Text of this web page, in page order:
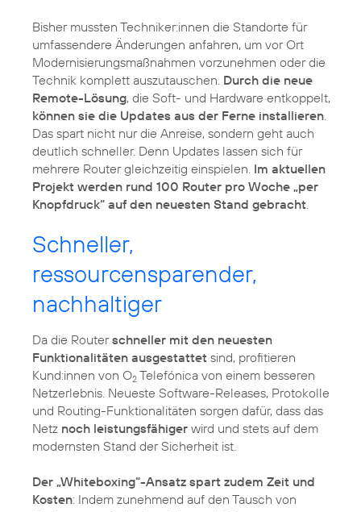
Bisher mussten Techniker:innen die Standorte für
umfassendere Änderungen anfahren, um vor Ort
Modernisierungsmaßnahmen vorzunehmen oder die
Technik komplett auszutauschen. Durch die neue
Remote-Lösung, die Soft- und Hardware entkoppelt,
können sie die Updates aus der Ferne installieren
Das spart nicht nur die Anreise, sondern geht auch
deutlich schneller. Denn Updates lassen sich für
mehrere Router gleichzeitig einspielen. Im aktuellen
Projekt werden rund 100 Router pro Woche „per
Knopfdruck“ auf den neuesten Stand gebracht
Schneller,
ressourcensparender,
nachhaltiger
Da die Routerschneller mit den neuesten
Funktionalitäten ausgestattet sind, profitieren
Kund:innen von O2 Telefónica von einem besseren
Netzerlebnis. Neueste Software-Releases, Protokolle
und Routing-Funktionalitäten sorgen dafür, dass das
Netz noch leistungsfähiger wird und stets auf dem
modernsten Stand der Sicherheit ist.
Der „Whiteboxing“-Ansatz spart zudem Zeit und
Kosten: Indem zunehmend auf den Tausch von